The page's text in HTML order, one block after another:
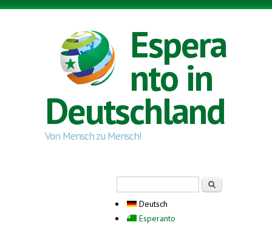
Direkt zum Inhalt
Espera
nto in
Deutschland
Von Mensch zu Mensch!
Deutsch
Esperanto